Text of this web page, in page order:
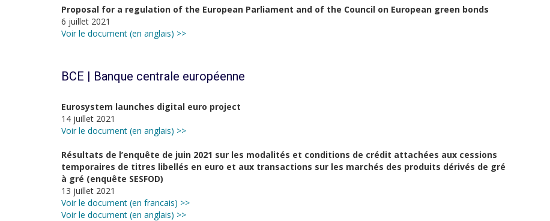
Proposal for a regulation of the European Parliament and of the Council on European green bonds
6 juillet 2021
Voir le document (en anglais) >>
BCE | Banque centrale européenne
Eurosystem launches digital euro project
14 juillet 2021
Voir le document (en anglais) >>
Résultats de l’enquête de juin 2021 sur les modalités et conditions de crédit attachées aux cessions
temporaires de titres libellés en euro et aux transactions sur les marchés des produits dérivés de gré
à gré (enquête SESFOD)
13 juillet 2021
Voir le document (en francais) >>
Voir le document (en anglais) >>